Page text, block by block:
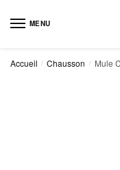
MENU
Accueil / Chausson / Mule